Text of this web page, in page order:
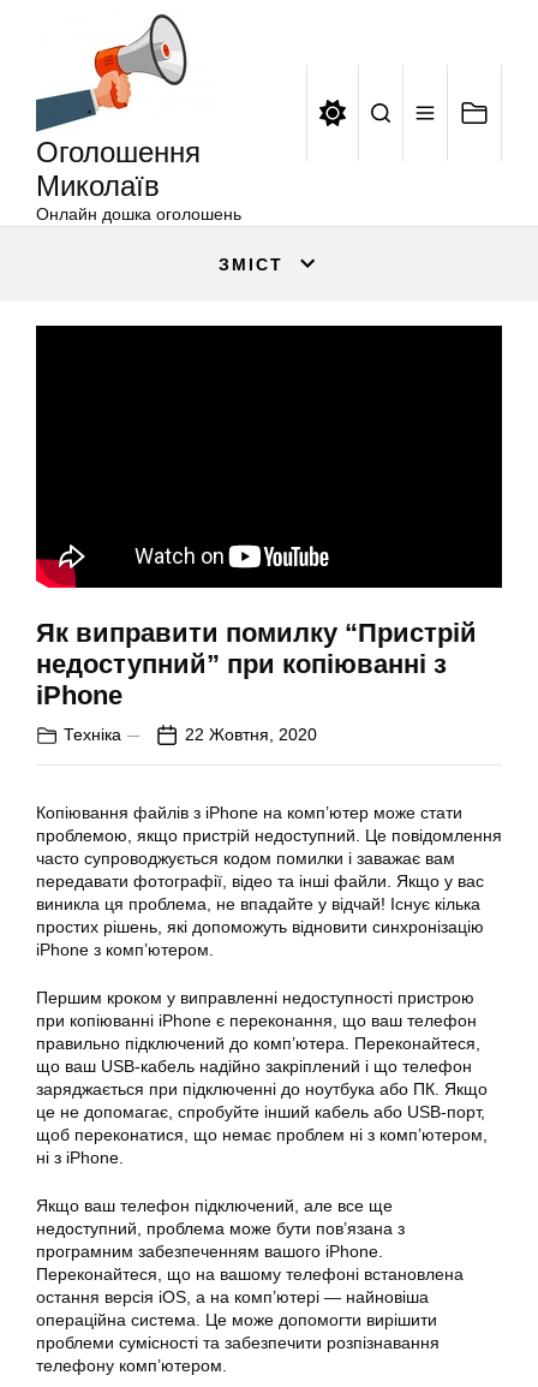
Оголошення
Миколаїв
Онлайн дошка оголошень
ЗМІСТ
Як виправити помилку “Пристрій
недоступний” при копіюванні з
iPhone
Техніка 22 Жовтня, 2020
Копіювання файлів з iPhone на комп’ютер може стати
проблемою, якщо пристрій недоступний. Це повідомлення
часто супроводжується кодом помилки і заважає вам
передавати фотографії, відео та інші файли. Якщо у вас
виникла ця проблема, не впадайте у відчай! Існує кілька
простих рішень, які допоможуть відновити синхронізацію
iPhone з комп’ютером.
Першим кроком у виправленні недоступності пристрою
при копіюванні iPhone є переконання, що ваш телефон
правильно підключений до комп’ютера. Переконайтеся,
що ваш USB-кабель надійно закріплений і що телефон
заряджається при підключенні до ноутбука або ПК. Якщо
це не допомагає, спробуйте інший кабель або USB-порт,
щоб переконатися, що немає проблем ні з комп’ютером,
ні з iPhone.
Якщо ваш телефон підключений, але все ще
недоступний, проблема може бути пов’язана з
програмним забезпеченням вашого iPhone.
Переконайтеся, що на вашому телефоні встановлена
остання версія iOS, а на комп’ютері — найновіша
операційна система. Це може допомогти вирішити
проблеми сумісності та забезпечити розпізнавання
телефону комп’ютером.